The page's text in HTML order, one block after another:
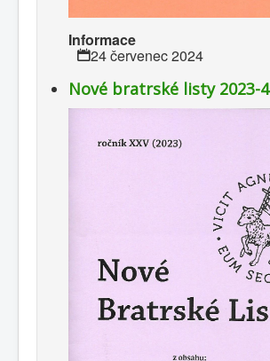
Informace
24 červenec 2024
Nové bratrské listy 2023-4